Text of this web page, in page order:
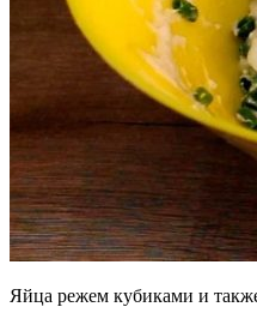
Яйца режем кубиками и